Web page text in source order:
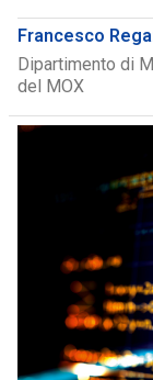
Francesco
Dipartimento di
del MOX